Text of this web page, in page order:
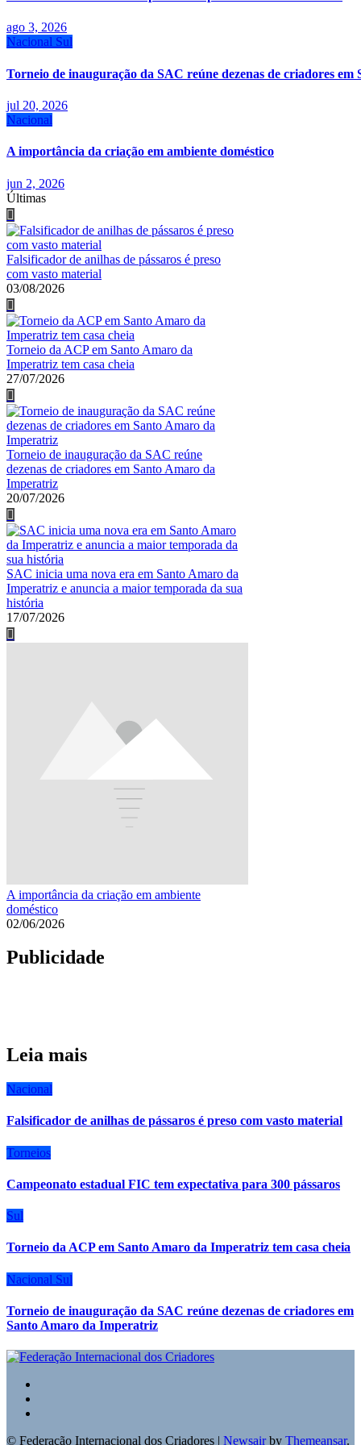
ago 3, 2026
Nacional Sul
Torneio de inauguração da SAC reúne dezenas de criadores
jul 20, 2026
Nacional
A importância da criação em ambiente doméstico
jun 2, 2026
Últimas
Falsificador de anilhas de pássaros é preso
com vasto material
03/08/2026
Torneio da ACP em Santo Amaro da
Imperatriz tem casa cheia
27/07/2026
Torneio de inauguração da SAC reúne
dezenas de criadores em Santo Amaro da
Imperatriz
20/07/2026
SAC inicia uma nova era em Santo Amaro da
Imperatriz e anuncia a maior temporada da sua
história
17/07/2026
A importância da criação em ambiente
doméstico
02/06/2026
Publicidade
Leia mais
Nacional
Falsificador de anilhas de pássaros é preso com vasto material
Torneios
Campeonato estadual FIC tem expectativa para 300 pássaros
Sul
Torneio da ACP em Santo Amaro da Imperatriz tem casa cheia
Nacional Sul
Torneio de inauguração da SAC reúne dezenas de criadores em
Santo Amaro da Imperatriz
© Federação Internacional dos Criadores | Newsairby Themeansar.